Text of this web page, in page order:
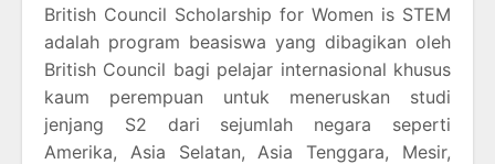
British Council Scholarship for Women is STEM
adalah program beasiswa yang dibagikan oleh
British Council bagi pelajar internasional khusus
kaum perempuan untuk meneruskan studi
jenjang S2 dari sejumlah negara seperti
Amerika, Asia Selatan, Asia Tenggara, Mesir,